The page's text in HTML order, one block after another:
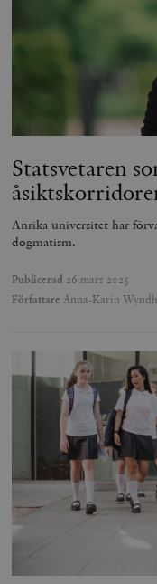
Statsvetaren
Anrika universitet har
dogmatism.
Publicerad 26 mars 2025
Författare Anna-Karin